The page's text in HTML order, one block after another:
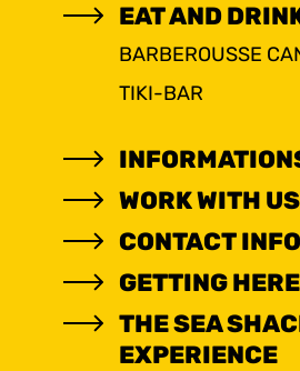
EAT AND
BARBEROUSSE
TIKI-BAR
WORK WITH US
CONTACT INFO
GETTING HERE
THE SEA
EXPERIENCE